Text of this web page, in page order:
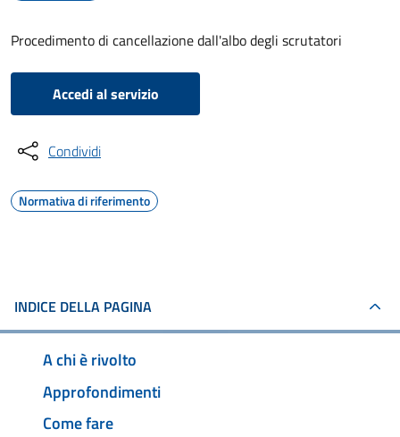
Procedimento di cancellazione dall'albo degli scrutatori
Accedi al servizio
Condividi
Normativa di riferimento
INDICE DELLA PAGINA
A chi è rivolto
Approfondimenti
Come fare